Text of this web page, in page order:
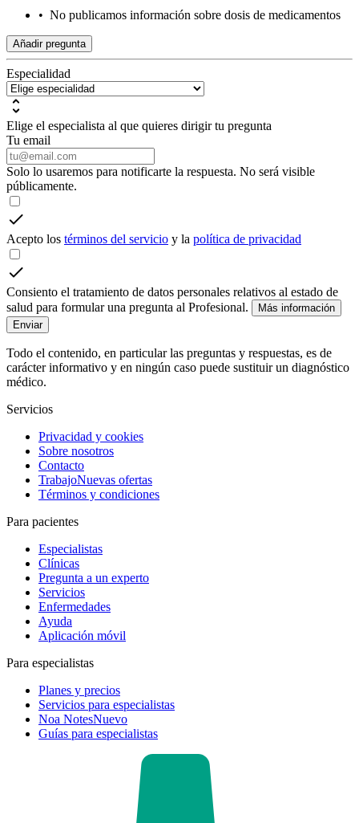
• No publicamos información sobre dosis de medicamentos
Añadir pregunta
Especialidad
Elige el especialista al que quieres dirigir tu pregunta
Tu email
Solo lo usaremos para notificarte la respuesta. No será visible
públicamente.
Acepto los términos del servicio y la política de privacidad
Consiento el tratamiento de datos personales relativos al estado de
salud para formular una pregunta al Profesional.
Más información
Enviar
Todo el contenido, en particular las preguntas y respuestas, es de
carácter informativo y en ningún caso puede sustituir un diagnóstico
médico.
Servicios
Privacidad y cookies
Sobre nosotros
Contacto
TrabajoNuevas ofertas
Términos y condiciones
Para pacientes
Especialistas
Clínicas
Pregunta a un experto
Servicios
Enfermedades
Ayuda
Aplicación móvil
Para especialistas
Planes y precios
Servicios para especialistas
Noa NotesNuevo
Guías para especialistas